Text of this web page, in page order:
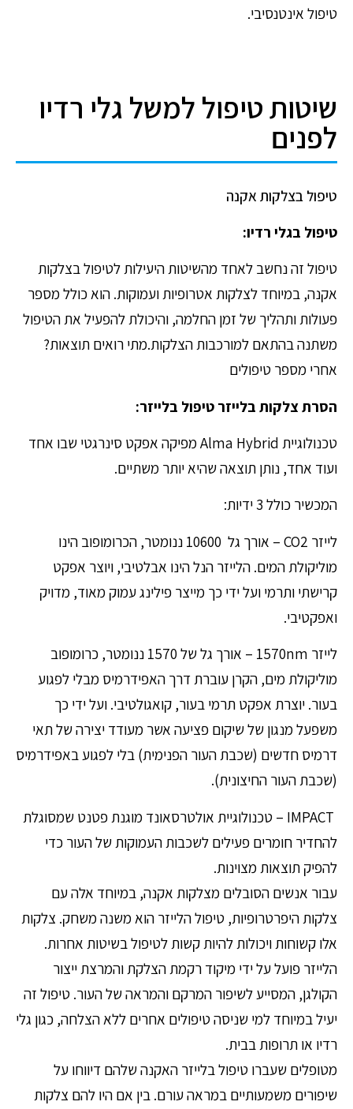
טיפול אינטנסיבי.
שיטות טיפול למשל גלי רדיו
לפנים
טיפול בצלקות אקנה
טיפול בגלי רדיו:
טיפול זה נחשב לאחד מהשיטות היעילות לטיפול בצלקות
אקנה, במיוחד לצלקות אטרופיות ועמוקות. הוא כולל מספר
פעולות ותהליך של זמן החלמה, והיכולת להפעיל את הטיפול
משתנה בהתאם למורכבות הצלקות.מתי רואים תוצאות?
אחרי מספר טיפולים
הסרת צלקות בלייזר טיפול בלייזר:
טכנולוגיית Alma Hybrid מפיקה אפקט סינרגטי שבו אחד
ועוד אחד, נותן תוצאה שהיא יותר משתיים.
המכשיר כולל 3 ידיות:
לייזר CO2 – אורך גל 10600 ננומטר, הכרומופוב הינו
מוליקולת המים. הלייזר הנל הינו אבלטיבי, ויוצר אפקט
קרישתי ותרמי ועל ידי כך מייצר פילינג עמוק מאוד, מדויק
ואפקטיבי.
לייזר 1570nm – אורך גל של 1570 ננומטר, כרומופוב
מוליקולת מים, הקרן עוברת דרך האפידרמיס מבלי לפגוע
בעור. יוצרת אפקט תרמי בעור, קואגולטיבי. ועל ידי כך
משפעל מנגון של שיקום פציעה אשר מעודד יצירה של תאי
דרמיס חדשים (שכבת העור הפנימית) בלי לפגוע באפידרמיס
(שכבת העור החיצונית).
IMPACT – טכנולוגיית אולטרסאונד מוגנת פטנט שמסוגלת
להחדיר חומרים פעילים לשכבות העמוקות של העור כדי
להפיק תוצאות מצוינות.
עבור אנשים הסובלים מצלקות אקנה, במיוחד אלה עם
צלקות היפרטרופיות, טיפול הלייזר הוא משנה משחק. צלקות
אלו קשוחות ויכולות להיות קשות לטיפול בשיטות אחרות.
הלייזר פועל על ידי מיקוד רקמת הצלקת והמרצת ייצור
הקולגן, המסייע לשיפור המרקם והמראה של העור. טיפול זה
יעיל במיוחד למי שניסה טיפולים אחרים ללא הצלחה, כגון גלי
רדיו או תרופות בבית.
מטופלים שעברו טיפול בלייזר האקנה שלהם דיווחו על
שיפורים משמעותיים במראה עורם. בין אם היו להם צלקות